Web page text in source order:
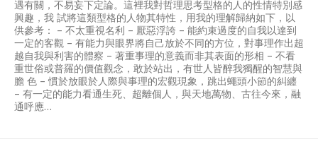
遇有關，不易妄下定論。這裡我對哲理思考型格的人的性情特別感
興趣，我 試將這類型格的人物其特性，用我的理解歸納如下，以
供參考： – 不太重視名利 – 厭惡浮誇 – 能約束過度的自我以達到
一定的客觀 – 有能力與眼界將自己放於不同的方位，對事理作出超
越自我與利害的體察 – 著重事理的意義而非其表面的形相 – 不看
重世俗或普羅的價值觀念，敢於站出，有世人皆醉我獨醒的智慧與
膽 色 – 慣於放眼於人際與事理的宏觀現象，跳出蠅頭小節的糾纏
– 有一定的能力看通生死、超離個人，與天地萬物、古往今來，融
通呼應…